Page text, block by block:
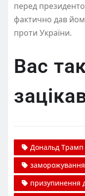
перед
фактично дав
проти України.
Вас
Дональд Трамп
призупинення